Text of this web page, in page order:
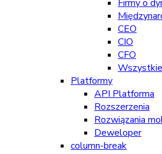
Firmy o
CEO
CIO
CFO
Platformy
API Platforma
Rozszerzenia
Rozwiązania
Deweloper
column-break